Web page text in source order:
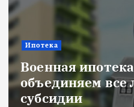
Ипотека
Военная
объединяем все
субсидии